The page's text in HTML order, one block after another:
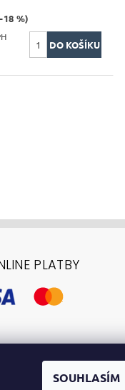
%)
PLATBY
SOUHLASÍM